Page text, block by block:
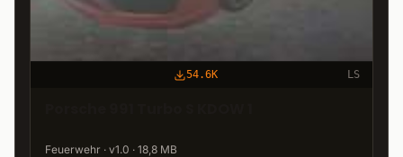
54.6K LS
Feuerwehr · v1.0 · 18,8 MB